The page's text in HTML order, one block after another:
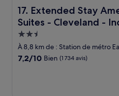
17. Extended Stay
Suites - Cleveland -
Extended Stay America
Hébergement
2.5 étoiles
À 8,8 km de : Station de métro
7.2
7,2/10 Bien (1 734 avis)